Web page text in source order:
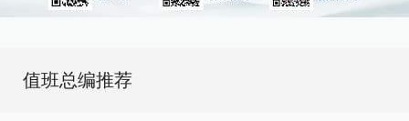
值班总编推荐